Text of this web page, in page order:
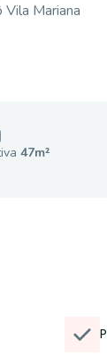
Mariana
47m²